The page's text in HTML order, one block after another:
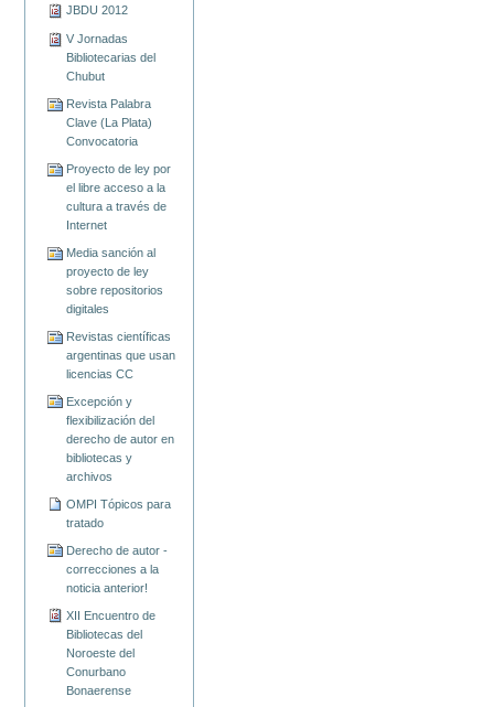
JBDU 2012
V Jornadas
Bibliotecarias del
Chubut
Revista Palabra
Clave (La Plata)
Convocatoria
Proyecto de ley por
el libre acceso a la
cultura a través de
Internet
Media sanción al
proyecto de ley
sobre repositorios
digitales
Revistas científicas
argentinas que usan
licencias CC
Excepción y
flexibilización del
derecho de autor en
bibliotecas y
archivos
OMPI Tópicos para
tratado
Derecho de autor -
correcciones a la
noticia anterior!
XII Encuentro de
Bibliotecas del
Noroeste del
Conurbano
Bonaerense